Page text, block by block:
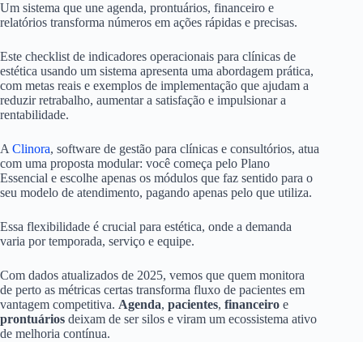
Um sistema que une agenda, prontuários, financeiro e
relatórios transforma números em ações rápidas e precisas.
Este checklist de indicadores operacionais para clínicas de
estética usando um sistema apresenta uma abordagem prática,
com metas reais e exemplos de implementação que ajudam a
reduzir retrabalho, aumentar a satisfação e impulsionar a
rentabilidade.
AClinora, software de gestão para clínicas e consultórios, atua
com uma proposta modular: você começa pelo Plano
Essencial e escolhe apenas os módulos que faz sentido para o
seu modelo de atendimento, pagando apenas pelo que utiliza.
Essa flexibilidade é crucial para estética, onde a demanda
varia por temporada, serviço e equipe.
Com dados atualizados de 2025, vemos que quem monitora
de perto as métricas certas transforma fluxo de pacientes em
vantagem competitiva. Agenda, pacientes, financeiro e
prontuários deixam de ser silos e viram um ecossistema ativo
de melhoria contínua.